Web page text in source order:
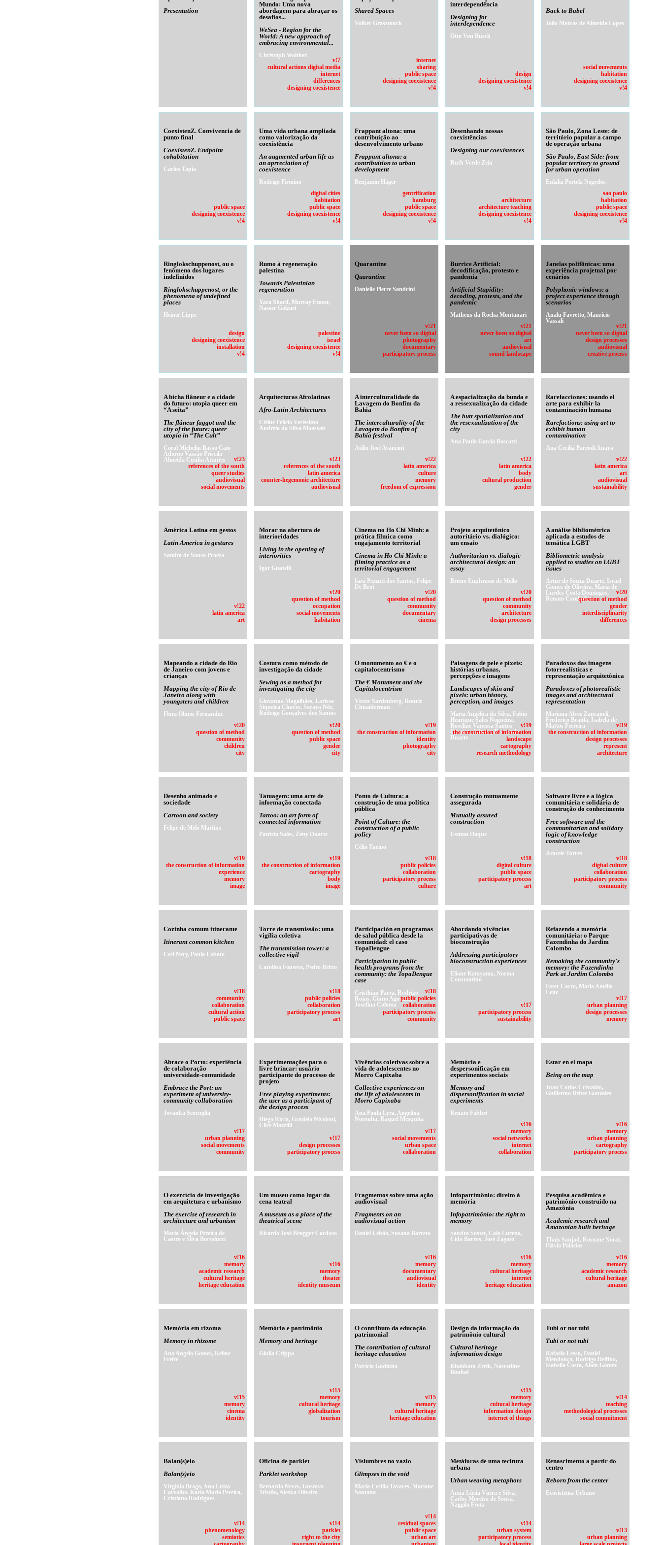
Presentation
Mundo: Uma nova
abordagem para abraçar os
desafios...
WeSea - Region for the
World: A new approach of
embracing environmental...
Christoph Walther
v!7
cultural actions digital media
internet
differences
designing coexistence
Shared Spaces
Volker Grassmuck
internet
sharing
public space
designing coexistence
v!4
interdependência
Designing for
interdependence
Otto Von Busch
design
designing coexistence
v!4
Back to Babel
João Marcos de Almeida Lopes
social movements
habitation
designing coexistence
v!4
CoexistenZ. Convivencia de
punto final
CoexistenZ. Endpoint
cohabitation
Carlos Tapia
public space
designing coexistence
v!4
Uma vida urbana ampliada
como valorização da
coexistência
An augmented urban life as
an aprreciation of
coexistence
Rodrigo Firmino
digital cities
habitation
public space
designing coexistence
v!4
Frappant altona: uma
contribuição ao
desenvolvimento urbano
Frappant altona: a
contribuition to urban
development
Benjamin Häger
gentrification
hamburg
public space
designing coexistence
v!4
Desenhando nossas
coexistências
Designing our coexistences
Ruth Verde Zein
architecture
architecture teaching
designing coexistence
v!4
São Paulo, Zona Leste: de
território popular a campo
de operação urbana
São Paulo, East Side: from
popular territory to ground
for urban operation
Eulalia Portela Negrelos
sao paulo
habitation
public space
designing coexistence
v!4
Ringlokschuppenost, ou o
fenômeno dos lugares
indefinidos
Ringlokschuppenost, or the
phenomena of undefined
places
Heiner Lippe
design
designing coexistence
installation
v!4
Rumo à regeneração
palestina
Towards Palestinian
regeneration
Yara Sharif, Murray Fraser,
Nasser Golzari
palestine
israel
designing coexistence
v!4
Quarantine
Quarantine
Danielle Pierre Sandrini
v!21
never been so digital
photography
documentary
participatory process
Burrice Artificial:
decodificação, protesto e
pandemia
Artificial Stupidity:
decoding, protests, and the
pandemic
Matheus da Rocha Montanari
v!21
never been so digital
art
audiovisual
sound landscape
Janelas polifônicas: uma
experiência projetual por
cenários
Polyphonic windows: a
project experience through
scenarios
Analu Favretto, Maurício
Vassali
v!21
never been so digital
design processes
audiovisual
creative process
A bicha flâneur e a cidade
do futuro: utopia queer em
“A seita”
The flâneur faggot and the
city of the future: queer
utopia in “The Cult”
Coral Michelin Basso Caio
Adorno Vassão Priscila
Almeida Cunha Arantes
v!23
references of the south
queer studies
audiovisual
social movements
Arquitecturas Afrolatinas
Afro-Latin Architectures
Céline Felício Veríssimo
Andréia da Silva Moassab
v!23
references of the south
latin america
counter-hegemonic architecture
audiovisual
A interculturalidade da
Lavagem do Bonfim da
Bahia
The interculturality of the
Lavagem do Bonfim of
Bahia festival
Atílio José Avancini
v!22
latin america
culture
memory
freedom of expression
A espacialização da bunda e
a ressexualização da cidade
The butt spatialization and
the resexualization of the
city
Ana Paula Garcia Boscatti
v!22
latin america
body
cultural production
gender
Rarefacciones: usando el
arte para exhibir la
contaminación humana
Rarefactions: using art to
exhibit human
contamination
Ana Cecilia Parrodi Anaya
v!22
latin america
art
audiovisual
sustainability
América Latina em gestos
Latin America in gestures
Samira de Sousa Proêza
v!22
latin america
art
Morar na abertura de
interioridades
Living in the opening of
interiorities
Igor Guatelli
v!20
question of method
occupation
social movements
habitation
Cinema no Ho Chi Minh: a
prática fílmica como
engajamento territorial
Cinema in Ho Chi Minh: a
filming practice as a
territorial engagement
Iara Pezzuti dos Santos, Felipe
De Brot
v!20
question of method
community
documentary
cinema
Projeto arquitetônico
autoritário vs. dialógico:
um ensaio
Authoritarian vs. dialogic
architectural design: an
essay
Bruno Euphrasio de Mello
v!20
question of method
community
architecture
design processes
A análise bibliométrica
aplicada a estudos de
temática LGBT
Bibliometric analysis
applied to studies on LGBT
issues
Artur de Souza Duarte, Israel
Gomes de Oliveira, Maria de
Lurdes Costa Domingos,
Renato Cymbalista
v!20
question of method
gender
interdisciplinarity
differences
Mapeando a cidade do Rio
de Janeiro com jovens e
crianças
Mapping the city of Rio de
Janeiro along with
youngsters and children
Flora Olmos Fernandez
v!20
question of method
community
children
city
Costura como método de
investigação da cidade
Sewing as a method for
investigating the city
Giovanna Magalhães, Larissa
Siqueira Chaves, Soraya Nór,
Rodrigo Gonçalves dos Santos
v!20
question of method
public space
gender
city
O monumento ao € e o
capitalocentrismo
The € Monument and the
Capitalocentrism
Victor Sardenberg, Beatriz
Chnaiderman
v!19
the construction of information
identity
photography
city
Paisagens de pele e píxeis:
histórias urbanas,
percepções e imagens
Landscapes of skin and
pixels: urban history,
perception, and images
Maria Angélica da Silva, Fabio
Henrique Sales Nogueira,
Roseline Vanessa Santos
Oliveira, Jaianny Fernandes
Duarte
v!19
the construction of information
landscape
cartography
research methodology
Paradoxos das imagens
fotorrealísticas e
representação arquitetônica
Paradoxes of photorealistic
images and architectural
representation
Mariana Alves Zancaneli,
Frederico Braida, Isabela de
Mattos Ferreira
v!19
the construction of information
design processes
represent
architecture
Desenho animado e
sociedade
Cartoon and society
Felipe de Melo Martins
v!19
the construction of information
experience
memory
image
Tatuagem: uma arte de
informação conectada
Tattoo: an art form of
connected information
Patrícia Sales, Zeny Duarte
v!19
the construction of information
cartography
body
image
Ponto de Cultura: a
construção de uma política
pública
Point of Culture: the
construction of a public
policy
Célio Turino
v!18
public policies
collaboration
participatory process
culture
Construção mutuamente
assegurada
Mutually assured
construction
Usman Haque
v!18
digital culture
public space
participatory process
art
Software livre e a lógica
comunitária e solidária de
construção do conhecimento
Free software and the
communitarian and solidary
logic of knowledge
construction
Aracele Torres
v!18
digital culture
collaboration
participatory process
community
Cozinha comum itinerante
Itinerant common kitchen
Ceci Nery, Paula Lobato
v!18
community
collaboration
cultural action
public space
Torre de transmissão: uma
vigília coletiva
The transmission tower: a
collective vigil
Carolina Fonseca, Pedro Britto
v!18
public policies
collaboration
participatory process
art
Participación en programas
de salud pública desde la
comunidad: el caso
TopaDengue
Participation in public
health programs from the
community: the TopaDengue
case
Cristhian Parra, Rodrigo
Rojas, Ginno Agostini,
Josefina Coloma
v!18
public policies
collaboration
participatory process
community
Abordando vivências
participativas de
bioconstrução
Addressing participatory
bioconstruction experiences
Eliane Katayama, Norma
Constantino
v!17
participatory process
sustainability
Refazendo a memória
comunitária: o Parque
Fazendinha do Jardim
Colombo
Remaking the community's
memory: the Fazendinha
Park at Jardim Colombo
Ester Carro, Maria Amélia
Leite
v!17
urban planning
design processes
memory
Abrace o Porto: experiência
de colaboração
universidade-comunidade
Embrace the Port: an
experiment of university-
community collaboration
Jovanka Scocuglia
v!17
urban planning
social movements
community
Experimentações para o
livre brincar: usuário
participante do processo de
projeto
Free playing experiments:
the user as a participant of
the design process
Diego Ricca, Graziela Nivoloni,
Clice Mazzilli
v!17
design processes
participatory process
Vivências coletivas sobre a
vida de adolescentes no
Morro Capixaba
Collective experiences on
the life of adolescents in
Morro Capixaba
Ana Paula Lyra, Angelina
Noronha, Raquel Mesquita
v!17
social movements
urban space
collaboration
Memória e
despersonificação em
experimentos sociais
Memory and
dispersonification in social
experiments
Renato Fabbri
v!16
memory
social networks
internet
collaboration
Estar en el mapa
Being on the map
Juan Carlos Cristaldo,
Guillermo Britez Gonzales
v!16
memory
urban planning
cartography
participatory process
O exercício de investigação
em arquitetura e urbanismo
The exercise of research in
architecture and urbanism
Maria Ângela Pereira de
Castro e Silva Bortolucci
v!16
memory
academic research
cultural heritage
heritage education
Um museu como lugar da
cena teatral
A museum as a place of the
theatrical scene
Ricardo José Brugger Cardoso
v!16
memory
theater
identity museum
Fragmentos sobre uma ação
audiovisual
Fragments on an
audiovisual action
Daniel Leitão, Susana Barreto
v!16
memory
documentary
audiovisual
identity
Infopatrimônio: direito à
memória
Infopatrimônio: the right to
memory
Sandra Soster, Caio Lucena,
Cida Barros, José Zagato
v!16
memory
cultural heritage
internet
heritage education
Pesquisa acadêmica e
patrimônio construído na
Amazônia
Academic research and
Amazonian built heritage
Thais Sanjad, Roseane Norat,
Flávia Palácios
v!16
memory
academic research
cultural heritage
amazon
Memória em rizoma
Memory in rhizome
Ana Angela Gomes, Keline
Freire
v!15
memory
cinema
identity
Memória e patrimônio
Memory and heritage
Giulia Crippa
v!15
memory
cultural heritage
globalization
tourism
O contributo da educação
patrimonial
The contribution of cultural
heritage education
Patrícia Godinho
v!15
memory
cultural heritage
heritage education
Design da informação do
patrimônio cultural
Cultural heritage
information design
Khaldoun Zreik, Nasredine
Bouhaï
v!15
memory
cultural heritage
information design
internet of things
Tubi or not tubi
Tubi or not tubi
Rafaela Lessa, Daniel
Mendonça, Rodrigo Delfino,
Isabella Costa, Alain Gómez
v!14
teaching
methodological processes
social commitment
Balan(s)eio
Balan(s)eio
Virginia Braga, Ana Luiza
Carvalho, Karla Maria Pereira,
Cristiano Rodrigues
v!14
phenomenology
semiotics
Oficina de parklet
Parklet workshop
Bernardo Neves, Gustavo
Tristão, Aleska Oliveira
v!14
parklet
right to the city
Vislumbres no vazio
Glimpses in the void
Maria Cecília Tavares, Mariane
Santana
v!14
residual spaces
public space
urban art
Metáforas de uma tecitura
urbana
Urban weaving metaphors
Anna Lúcia Vieira e Silva,
Carlos Moreira de Sousa,
Naggila Frota
v!14
urban system
participatory process
Renascimento a partir do
centro
Reborn from the center
Ecosistema Urbano
v!13
urban planning